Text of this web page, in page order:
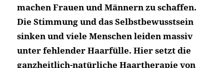
machen Frauen und Männern zu schaffen.
Die Stimmung und das Selbstbewusstsein
sinken und viele Menschen leiden massiv
unter fehlender Haarfülle. Hier setzt die
ganzheitlich-natürliche Haartherapie von